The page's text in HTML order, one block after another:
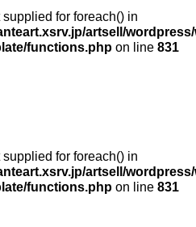
for foreach() in
artsell/
functions.php on line 831
for foreach() in
artsell/
functions.php on line 831